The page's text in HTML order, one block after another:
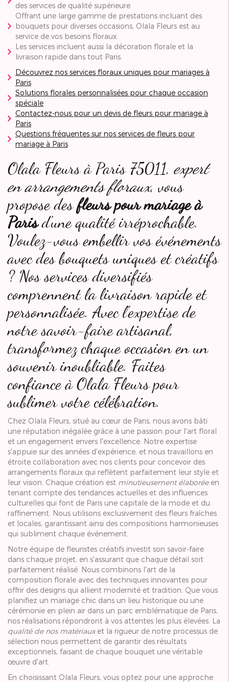
des services de qualité supérieure.
Offrant une large gamme de prestations incluant des
bouquets pour diverses occasions, Olala Fleurs est au
service de vos besoins floraux.
Les services incluent aussi la décoration florale et la
livraison rapide dans tout Paris.
Découvrez nos services floraux uniques pour mariages à
Paris
Solutions florales personnalisées pour chaque occasion
spéciale
Contactez-nous pour un devis de fleurs pour mariage à
Paris
Questions fréquentes sur nos services de fleurs pour
mariage à Paris
Olala Fleurs à Paris 75011, expert
en arrangements floraux, vous
propose desfleurs pour mariage à
Parisd'une qualité irréprochable.
Voulez-vous embellir vos événements
avec des bouquets uniques et créatifs
? Nos services diversifiés
comprennent la livraison rapide et
personnalisée. Avec l'expertise de
notre savoir-faire artisanal,
transformez chaque occasion en un
souvenir inoubliable. Faites
confiance à Olala Fleurs pour
sublimer votre célébration.
Chez Olala Fleurs, situé au cœur de Paris, nous avons bâti
une réputation inégalée grâce à une passion pour l'art floral
et un engagement envers l'excellence. Notre expertise
s'appuie sur des années d'expérience, et nous travaillons en
étroite collaboration avec nos clients pour concevoir des
arrangements floraux qui reflètent parfaitement leur style et
leur vision. Chaque création est minutieusement élaboréeen
tenant compte des tendances actuelles et des influences
culturelles qui font de Paris une capitale de la mode et du
raffinement. Nous utilisons exclusivement des fleurs fraîches
et locales, garantissant ainsi des compositions harmonieuses
qui subliment chaque événement.
Notre équipe de fleuristes créatifs investit son savoir-faire
dans chaque projet, en s'assurant que chaque détail soit
parfaitement réalisé. Nous combinons l'art de la
composition florale avec des techniques innovantes pour
offrir des designs qui allient modernité et tradition. Que vous
planifiez un mariage chic dans un lieu historique ou une
cérémonie en plein air dans un parc emblématique de Paris,
nos réalisations répondront à vos attentes les plus élevées. La
qualité de nos matériauxet la rigueur de notre processus de
sélection nous permettent de garantir des résultats
exceptionnels, faisant de chaque bouquet une véritable
œuvre d'art.
En choisissant Olala Fleurs, vous optez pour une approche